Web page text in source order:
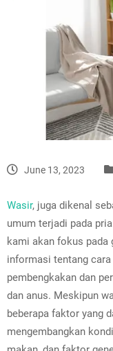
June 13, 2023
Wasir, juga dikenal
umum terjadi pada
kami akan fokus pada
informasi tentang
pembengkakan dan
dan anus. Meskipun
beberapa faktor yang
mengembangkan